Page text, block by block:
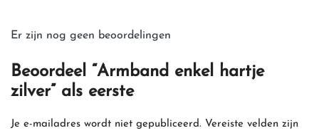
Er zijn nog geen beoordelingen
Beoordeel “Armband enkel hartje
zilver” als eerste
Je e-mailadres wordt niet gepubliceerd. Vereiste velden zijn